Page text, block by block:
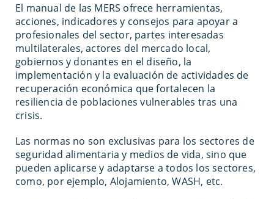
El manual de las MERS ofrece herramientas,
acciones, indicadores y consejos para apoyar a
profesionales del sector, partes interesadas
multilaterales, actores del mercado local,
gobiernos y donantes en el diseño, la
implementación y la evaluación de actividades de
recuperación económica que fortalecen la
resiliencia de poblaciones vulnerables tras una
crisis.
Las normas no son exclusivas para los sectores de
seguridad alimentaria y medios de vida, sino que
pueden aplicarse y adaptarse a todos los sectores,
como, por ejemplo, Alojamiento, WASH, etc.